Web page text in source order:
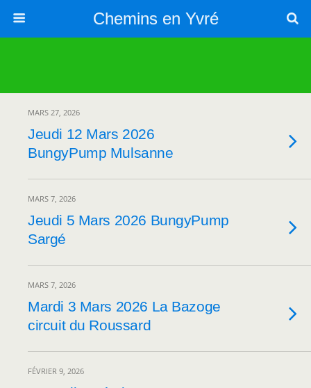
Chemins en Yvré
MARS 27, 2026
Jeudi 12 Mars 2026
BungyPump Mulsanne
MARS 7, 2026
Jeudi 5 Mars 2026 BungyPump
Sargé
MARS 7, 2026
Mardi 3 Mars 2026 La Bazoge
circuit du Roussard
FÉVRIER 9, 2026